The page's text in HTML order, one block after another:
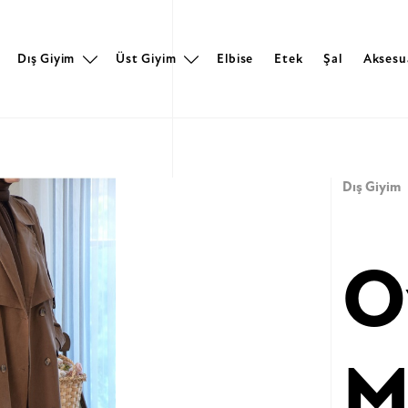
Dış Giyim Üst Giyim Elbise Etek Şal
Dış Giyim